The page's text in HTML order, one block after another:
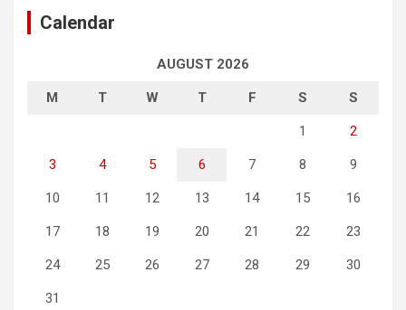
Calendar
AUGUST 2026
M T W T F S S
1 2
3 4 5 6 7 8 9
10 11 12 13 14 15 16
17 18 19 20 21 22 23
24 25 26 27 28 29 30
31